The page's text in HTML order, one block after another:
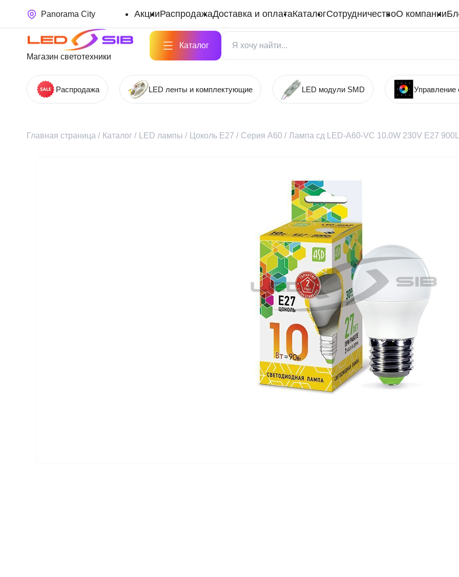
Panorama City АкцииРаспродажаДоставка и оплатаКаталогСотрудничествоО компании
Магазин светотехники
Каталог
Распродажа LED ленты и комплектующие LED модули SMD
Главная страница / Каталог / LED лампы / Цоколь Е27 / Серия А60 / Лампа сд LED-A60-VC 10.0W 230V Е27